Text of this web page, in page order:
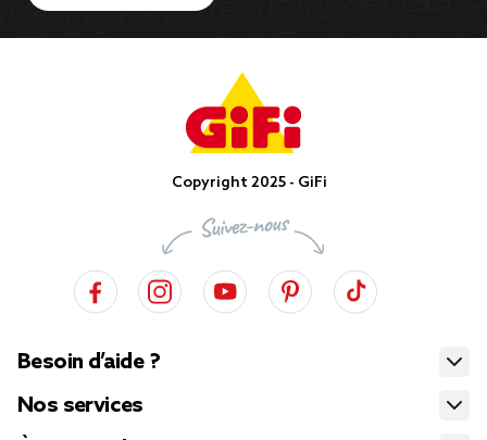
Copyright 2025 - GiFi
Besoin d’aide ?
Nos services